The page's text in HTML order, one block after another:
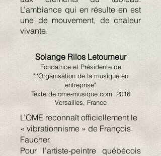
L’ambiance qui en résulte en est
une de mouvement, de chaleur
vivante.
Solange Rilos Letourneur
Fondatrice et Présidente de
"l'Organisation de la musique en
entreprise"
Texte de ome-musique.com 2016
Versailles, France
L’OME reconnaît officiellement le
« vibrationnisme » de François
Faucher.
Pour l’artiste-peintre québécois